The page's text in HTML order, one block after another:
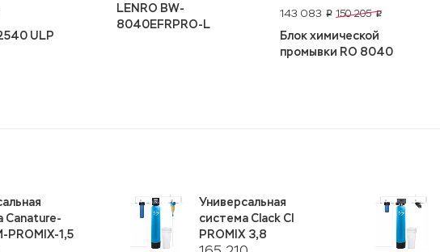
ULP
LENRO BW-
8040EFRPRO-L
143 083 p 150 205 p
Блок химической
промывки RO 8040
Canature-
PROMIX-1,5
Универсальная
система Clack CI
PROMIX 3,8